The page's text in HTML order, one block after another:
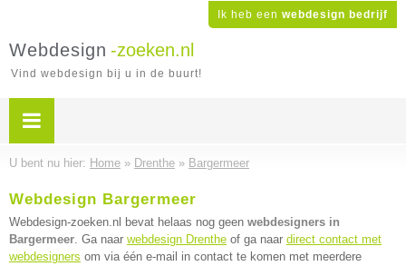
Ik heb een webdesign bedrijf
Webdesign -zoeken.nl
Vind webdesign bij u in de buurt!
U bent nu hier: Home » Drenthe » Bargermeer
Webdesign Bargermeer
Webdesign-zoeken.nl bevat helaas nog geen webdesigners in
Bargermeer. Ga naar webdesign Drenthe of ga naar direct contact met
webdesigners om via één e-mail in contact te komen met meerdere